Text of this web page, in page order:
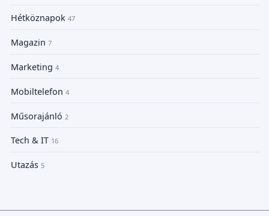
Hétköznapok 47
Magazin 7
Marketing 4
Mobiltelefon 4
Műsorajánló 2
Tech & IT 16
Utazás 5